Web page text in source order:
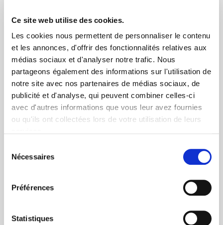
Ce site web utilise des cookies.
Les cookies nous permettent de personnaliser le contenu
et les annonces, d'offrir des fonctionnalités relatives aux
médias sociaux et d'analyser notre trafic. Nous
partageons également des informations sur l'utilisation de
notre site avec nos partenaires de médias sociaux, de
publicité et d'analyse, qui peuvent combiner celles-ci
avec d'autres informations que vous leur avez fournies
ou qu'ils ont collectées lors de votre utilisation de leurs
Nécessaires
Préférences
Statistiques
+ de 10 ans d'expertise